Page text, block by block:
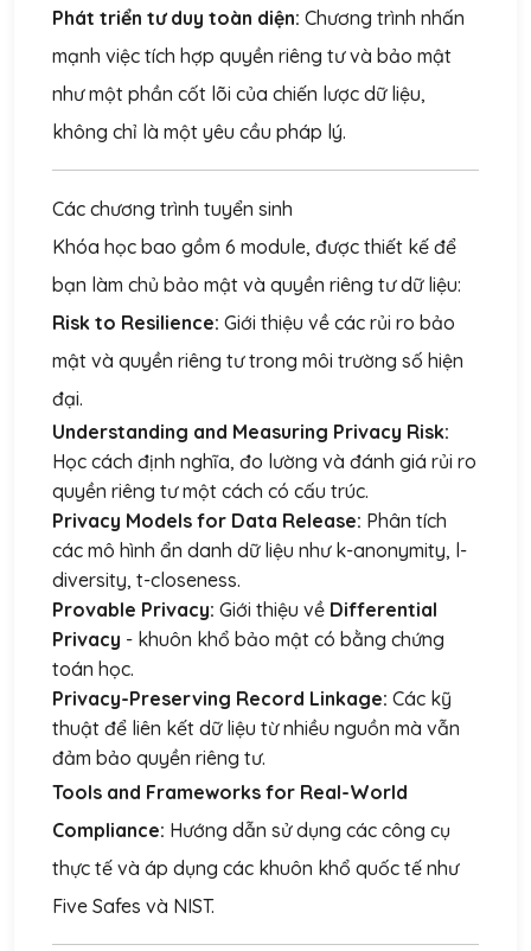
Phát triển tư duy toàn diện: Chương trình nhấn
mạnh việc tích hợp quyền riêng tư và bảo mật
như một phần cốt lõi của chiến lược dữ liệu,
không chỉ là một yêu cầu pháp lý.
Các chương trình tuyển sinh
Khóa học bao gồm 6 module, được thiết kế để
bạn làm chủ bảo mật và quyền riêng tư dữ liệu:
Risk to Resilience: Giới thiệu về các rủi ro bảo
mật và quyền riêng tư trong môi trường số hiện
đại.
Understanding and Measuring Privacy Risk:
Học cách định nghĩa, đo lường và đánh giá rủi ro
quyền riêng tư một cách có cấu trúc.
Privacy Models for Data Release: Phân tích
các mô hình ẩn danh dữ liệu như k-anonymity, l-
diversity, t-closeness.
Provable Privacy: Giới thiệu về Differential
Privacy - khuôn khổ bảo mật có bằng chứng
toán học.
Privacy-Preserving Record Linkage: Các kỹ
thuật để liên kết dữ liệu từ nhiều nguồn mà vẫn
đảm bảo quyền riêng tư.
Tools and Frameworks for Real-World
Compliance: Hướng dẫn sử dụng các công cụ
thực tế và áp dụng các khuôn khổ quốc tế như
Five Safes và NIST.